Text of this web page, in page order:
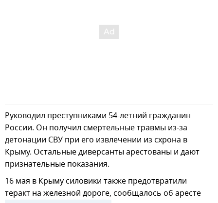
Руководил преступниками 54-летний гражданин
России. Он получил смертельные травмы из-за
детонации СВУ при его извлечении из схрона в
Крыму. Остальные диверсанты арестованы и дают
признательные показания.
16 мая в Крыму силовики также предотвратили
теракт на железной дороге, сообщалось об аресте